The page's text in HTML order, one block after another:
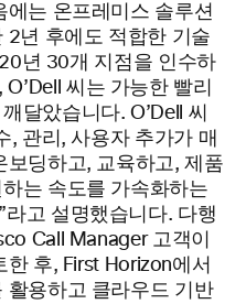
에는 온프레미스 솔루션
2년 후에도 적합한 기술
년 30개 지점을 인수하
씨는 가능한 빨리
달았습니다. O’Dell 씨
, 관리, 사용자 추가가 매
보딩하고, 교육하고, 제품
는 속도를 가속화하는
고 설명했습니다. 다행
Call Manager 고객이
후, First Horizon에서
활용하고 클라우드 기반